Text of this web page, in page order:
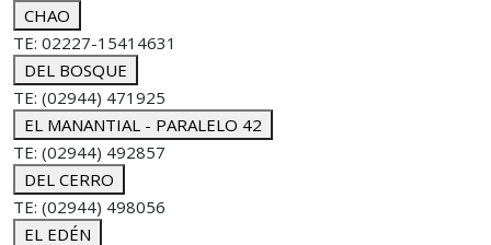
CHAO
TE: 02227-15414631
DEL BOSQUE
TE: (02944) 471925
EL MANANTIAL - PARALELO 42
TE: (02944) 492857
DEL CERRO
TE: (02944) 498056
EL EDÉN